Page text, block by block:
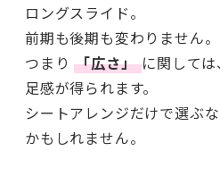
ロングスライド。
前期も後期も変わりません。
つまり「広さ」に関して
足感が得られます。
シートアレンジだけで選ぶ
かもしれません。